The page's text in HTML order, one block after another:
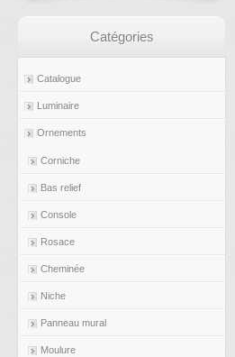
Catégories
Catalogue
Luminaire
Ornements
Corniche
Bas relief
Console
Rosace
Cheminée
Niche
Panneau mural
Moulure